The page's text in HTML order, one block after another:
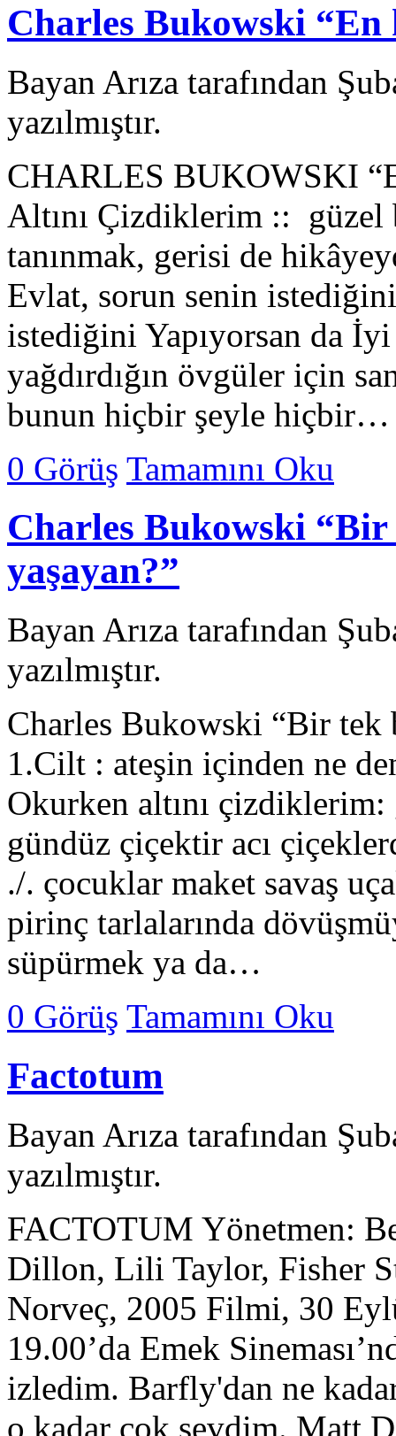
Charles Bukowski “En
Bayan Arıza tarafından
yazılmıştır.
CHARLES BUKOWSKI
Altını Çizdiklerim ::
tanınmak, gerisi de
Evlat, sorun senin
istediğini Yapıyorsan da
yağdırdığın övgüler için
bunun hiçbir şeyle hiçbir…
0 Görüş Tamamını Oku
Charles Bukowski
yaşayan?”
Bayan Arıza tarafından
yazılmıştır.
Charles Bukowski “Bir tek
1.Cilt : ateşin içinden ne
Okurken altını çizdiklerim:
gündüz çiçektir acı
./. çocuklar maket savaş
pirinç tarlalarında
süpürmek ya da…
0 Görüş Tamamını Oku
Factotum
Bayan Arıza tarafından
yazılmıştır.
FACTOTUM Yönetmen:
Dillon, Lili Taylor, Fisher
Norveç, 2005 Filmi, 30
19.00’da Emek
izledim. Barfly'dan ne
o kadar çok sevdim. Matt